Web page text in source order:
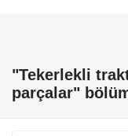
"Tekerlekli
parçalar"